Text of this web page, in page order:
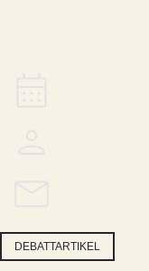
DEBATTARTIKEL